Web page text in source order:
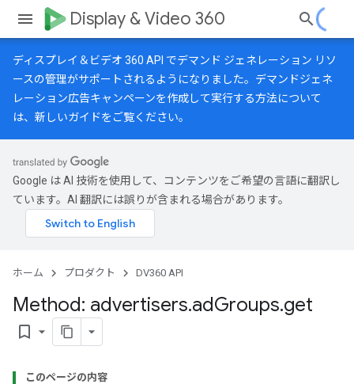
Display & Video 360
ディスプレイ＆ビデオ 360 API でデマンド ジェネレーション リソ
ースの管理がサポートされるようになりました。デマンドジェネ
レーション広告キャンペーンを作成して実行する方法について
は、 新しいガイドをご覧ください。
Google は AI 技術を使用して、コンテンツをご希望の言語に翻訳し
ています。AI 翻訳には誤りが含まれる場合があります。
ホーム プロダクト DV360 API
Method: advertisers.adGroups.get
bookmark_border
このページの内容